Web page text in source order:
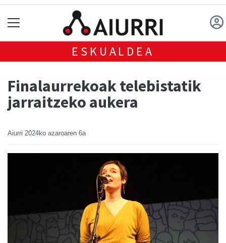
ESKUALDEA
Finalaurrekoak telebistatik
jarraitzeko aukera
Aiurri 2024ko azaroaren 6a